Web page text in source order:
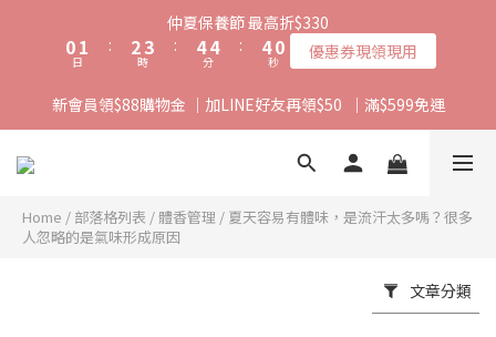
仲夏保養節 最高折$330
01
0
日
:
2
1
0
3
2
1
0
時
:
5
4
3
2
1
5
4
3
2
1
分
:
4
3
2
1
0
9
8
7
6
2
秒 優惠券現領現用
新會員領$88購物金 ｜加LINE好友再領$50  ｜滿$599免運
Home / 部落格列表 /體香管理 / 夏天容易有體味，是流汗太多嗎？很多
人忽略的是氣味形成原因
文章分類